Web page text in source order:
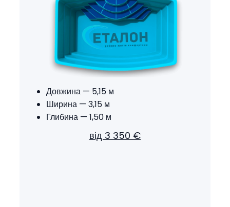
Довжина — 5,15 м
Ширина — 3,15 м
Глибина — 1,50 м
від 3 350 €